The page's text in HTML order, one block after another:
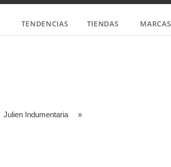
TENDENCIAS TIENDAS MARCAS
Julien Indumentaria »